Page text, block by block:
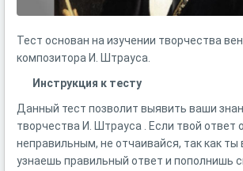
Тест основан на изучении творчества
композитора И. Штрауса.
Инструкция к тесту
Данный тест позволит выявить ваши
творчества И. Штрауса . Если твой ответ
неправильным, не отчаивайся, так как ты
узнаешь правильный ответ и пополнишь